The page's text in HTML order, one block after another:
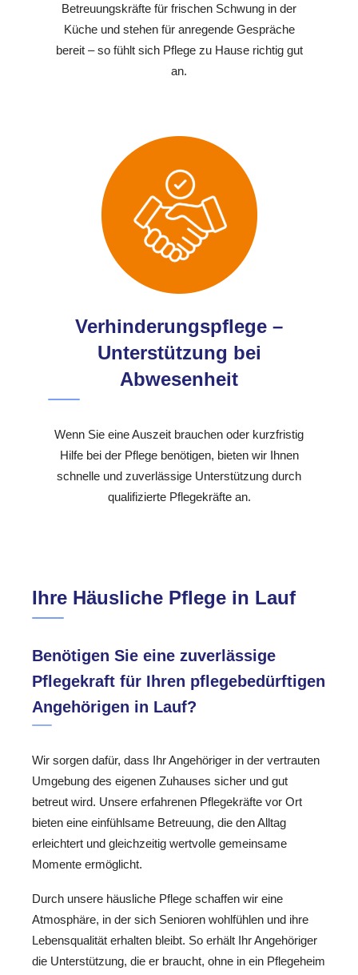
Betreuungskräfte für frischen Schwung in der
Küche und stehen für anregende Gespräche
bereit – so fühlt sich Pflege zu Hause richtig gut
an.
Verhinderungspflege –
Unterstützung bei
Abwesenheit
Wenn Sie eine Auszeit brauchen oder kurzfristig
Hilfe bei der Pflege benötigen, bieten wir Ihnen
schnelle und zuverlässige Unterstützung durch
qualifizierte Pflegekräfte an.
Ihre Häusliche Pflege in Lauf
Benötigen Sie eine zuverlässige
Pflegekraft für Ihren pflegebedürftigen
Angehörigen in Lauf?
Wir sorgen dafür, dass Ihr Angehöriger in der vertrauten
Umgebung des eigenen Zuhauses sicher und gut
betreut wird. Unsere erfahrenen Pflegekräfte vor Ort
bieten eine einfühlsame Betreuung, die den Alltag
erleichtert und gleichzeitig wertvolle gemeinsame
Momente ermöglicht.
Durch unsere häusliche Pflege schaffen wir eine
Atmosphäre, in der sich Senioren wohlfühlen und ihre
Lebensqualität erhalten bleibt. So erhält Ihr Angehöriger
die Unterstützung, die er braucht, ohne in ein Pflegeheim